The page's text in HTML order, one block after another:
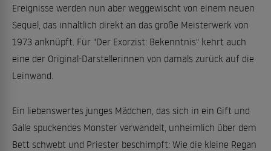
Ereignisse werden nun aber weggewischt von einem neuen
Sequel, das inhaltlich direkt an das große Meisterwerk von
1973 anknüpft. Für "Der Exorzist: Bekenntnis" kehrt auch
eine der Original-Darstellerinnen von damals zurück auf die
Leinwand.
Ein liebenswertes junges Mädchen, das sich in ein Gift und
Galle spuckendes Monster verwandelt, unheimlich über dem
Bett schwebt und Priester beschimpft: Wie die kleine Regan